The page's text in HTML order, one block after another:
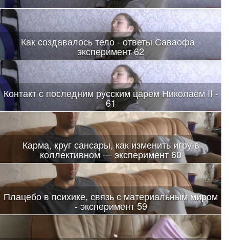
Как создавалось тело - ответы Саваофа -
эксперимент 62
Контакт с последним русским царем Николаем II -
61
Карма, круг сансары, как изменить игру в
коллективном — эксперимент 60
Плацебо в психике, связь с материальным миром
- эксперимент 59